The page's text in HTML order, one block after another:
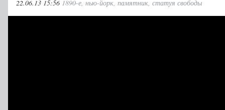
22.06.13 15:56 1890-е, нью-йорк, памятник, статуя свободы